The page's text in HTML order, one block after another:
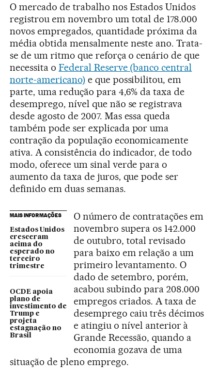
O mercado de trabalho nos Estados Unidos
registrou em novembro um total de 178.000
novos empregados, quantidade próxima da
média obtida mensalmente neste ano. Trata-
se de um ritmo que reforça o cenário de que
necessita o Federal Reserve (banco central
norte-americano) e que possibilitou, em
parte, uma redução para 4,6% da taxa de
desemprego, nível que não se registrava
desde agosto de 2007. Mas essa queda
também pode ser explicada por uma
contração da população economicamente
ativa. A consistência do indicador, de todo
modo, oferece um sinal verde para o
aumento da taxa de juros, que pode ser
definido em duas semanas.
MAIS INFORMAÇÕES
Estados Unidos
cresceram
acima do
esperado no
terceiro
trimestre
OCDE apoia
plano de
investimento de
Trump e
projeta
estagnação no
Brasil
O número de contratações em
novembro supera os 142.000
de outubro, total revisado
para baixo em relação a um
primeiro levantamento. O
dado de setembro, porém,
acabou subindo para 208.000
empregos criados. A taxa de
desemprego caiu três décimos
e atingiu o nível anterior à
Grande Recessão, quando a
economia gozava de uma
situação de pleno emprego.